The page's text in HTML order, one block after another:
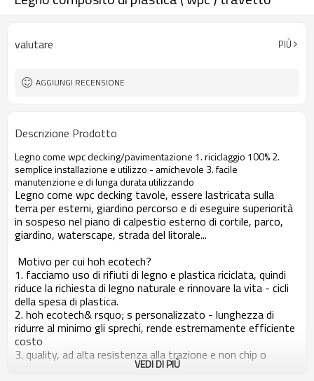
valutare PIÙ
AGGIUNGI RECENSIONE
Descrizione Prodotto
Legno come wpc decking/pavimentazione 1. riciclaggio 100% 2.
semplice installazione e utilizzo - amichevole 3. facile
manutenzione e di lunga durata utilizzando
Legno come wpc decking tavole, essere lastricata sulla
terra per esterni, giardino percorso e di eseguire superiorità
in sospeso nel piano di calpestio esterno di cortile, parco,
giardino, waterscape, strada del litorale...
Motivo per cui hoh ecotech?
1. facciamo uso di rifiuti di legno e plastica riciclata, quindi
riduce la richiesta di legno naturale e rinnovare la vita - cicli
della spesa di plastica.
2. hoh ecotech& rsquo; s personalizzato - lunghezza di
ridurre al minimo gli sprechi, rende estremamente efficiente
costo
3. quality, ad alta resistenza alla trazione e non chip o
VEDI DI PIÙ